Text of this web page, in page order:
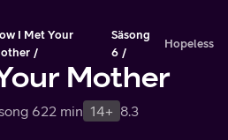
I Met Your
Säsong
6
Hopeless
Mother
622 min 14+ 8.3